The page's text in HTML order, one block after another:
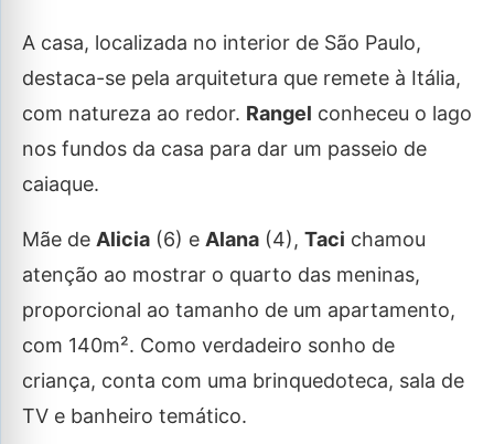
A casa, localizada no interior de São Paulo,
destaca-se pela arquitetura que remete à Itália,
com natureza ao redor. Rangel conheceu o lago
nos fundos da casa para dar um passeio de
caiaque.
Mãe de Alicia (6) e Alana (4), Taci chamou
atenção ao mostrar o quarto das meninas,
proporcional ao tamanho de um apartamento,
com 140m². Como verdadeiro sonho de
criança, conta com uma brinquedoteca, sala de
TV e banheiro temático.